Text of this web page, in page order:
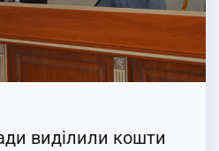
виділили кошти